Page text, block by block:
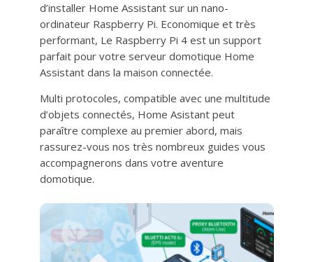
d’installer Home Assistant sur un nano-
ordinateur Raspberry Pi. Economique et très
performant, Le Raspberry Pi 4 est un support
parfait pour votre serveur domotique Home
Assistant dans la maison connectée.
Multi protocoles, compatible avec une multitude
d’objets connectés, Home Asistant peut
paraître complexe au premier abord, mais
rassurez-vous nos très nombreux guides vous
accompagnerons dans votre aventure
domotique.